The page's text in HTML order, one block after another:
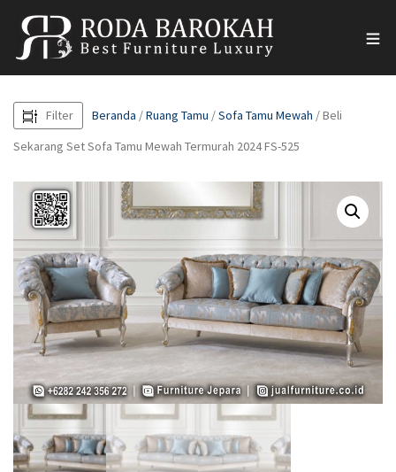
Filter Beranda /Ruang Tamu /Sofa Tamu Mewah / Beli
Sekarang Set Sofa Tamu Mewah Termurah 2024 FS-525